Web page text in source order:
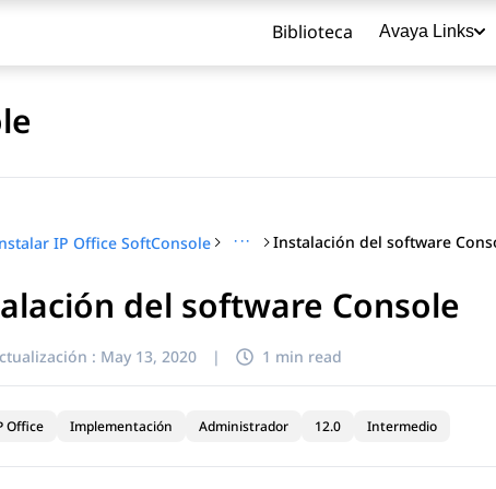
Biblioteca Avaya Links
título
IP Office SoftConsole ··· Instalación del software
del software Console
: May 13, 2020 | 1 min read
Office Implementación Administrador 12.0 Intermedio